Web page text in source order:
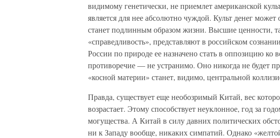
видимому генетически, не приемлет американской
является для нее абсолютно чуждой. Культ денег
станет подлинным образом жизни. Высшие ценности,
«справедливость», представляют в российском
России по природе ее назначено стать в оппозицию ко
противоречие — не устранимо. Оно никогда не будет
«косной материи» станет, видимо, центральной
Правда, существует еще необозримый Китай, вес
возрастает. Этому способствует неуклонное, год за
могущества. А Китай в силу давних политических
ни к Западу вообще, никаких симпатий. Однако